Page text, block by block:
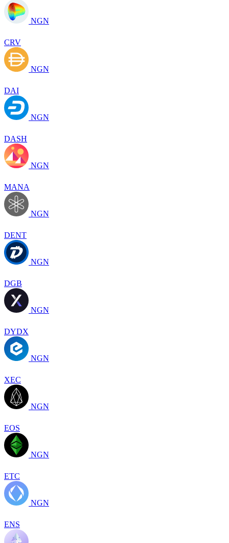
NGN
CRV
NGN
DAI
NGN
DASH
NGN
MANA
NGN
DENT
NGN
DGB
NGN
DYDX
NGN
XEC
NGN
EOS
NGN
ETC
NGN
ENS